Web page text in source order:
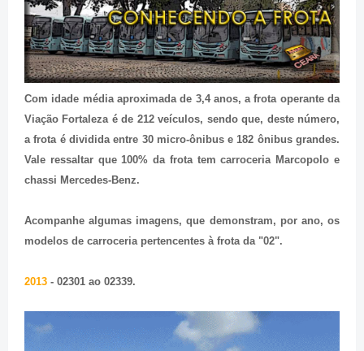
Com idade média aproximada de 3,4 anos, a frota operante da
Viação Fortaleza é de 212 veículos, sendo que, deste número,
a frota é dividida entre 30 micro-ônibus e 182 ônibus grandes.
Vale ressaltar que 100% da frota tem carroceria Marcopolo e
chassi Mercedes-Benz.
Acompanhe algumas imagens, que demonstram, por ano, os
modelos de carroceria pertencentes à frota da "02".
2013 - 02301 ao 02339.